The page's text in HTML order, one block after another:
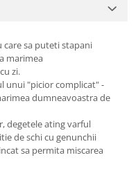
care sa puteti stapani
marimea
zi.
unui "picior complicat" -
dumneavoastra de
degetele ating varful
de schi cu genunchii
sa permita miscarea